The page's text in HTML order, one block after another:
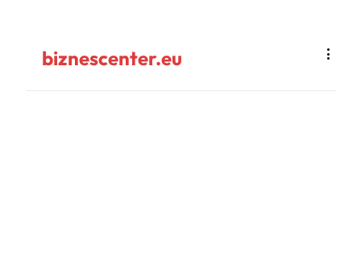
biznescenter.eu